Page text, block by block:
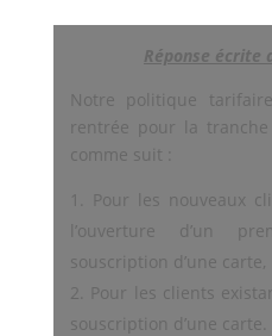
Réponse écrite
Notre politique
rentrée pour la
comme suit :
Pour les nouveaux
l’ouverture d’un
souscription d’une carte,
Pour les clients
souscription d’une carte.